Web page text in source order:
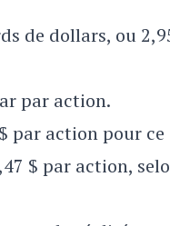
de dollars, ou
par action.
par action pour ce
$ par action,